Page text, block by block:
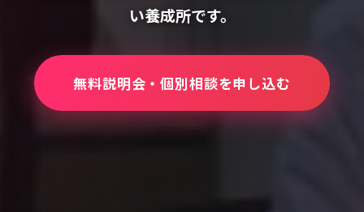
い養成所です。
無料説明会・個別相談を申し込む